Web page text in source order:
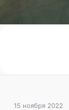
Появились
Sterrato без
15 ноября 2022
Новинки